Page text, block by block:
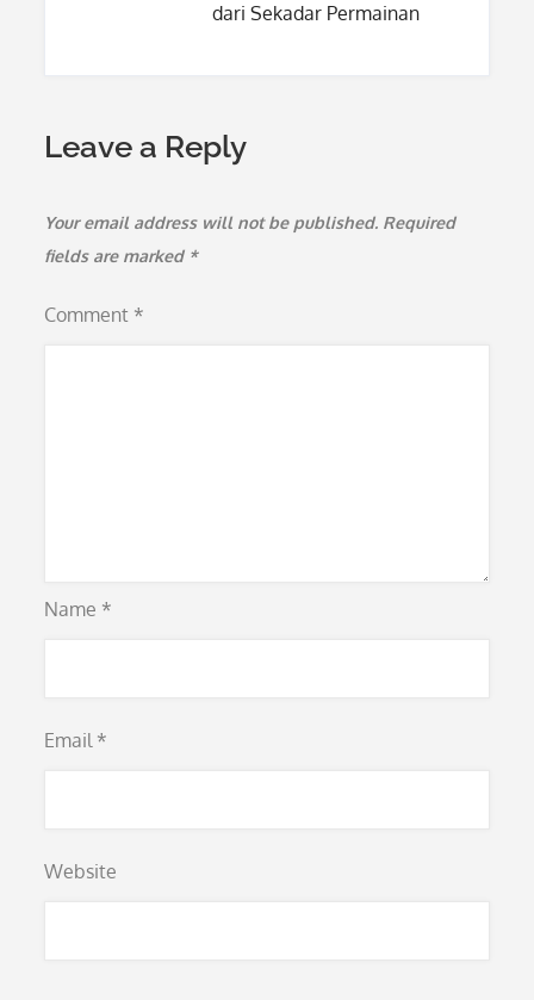
dari Sekadar Permainan
Leave a Reply
Your email address will not be published. Required
fields are marked *
Comment *
Name *
Email *
Website